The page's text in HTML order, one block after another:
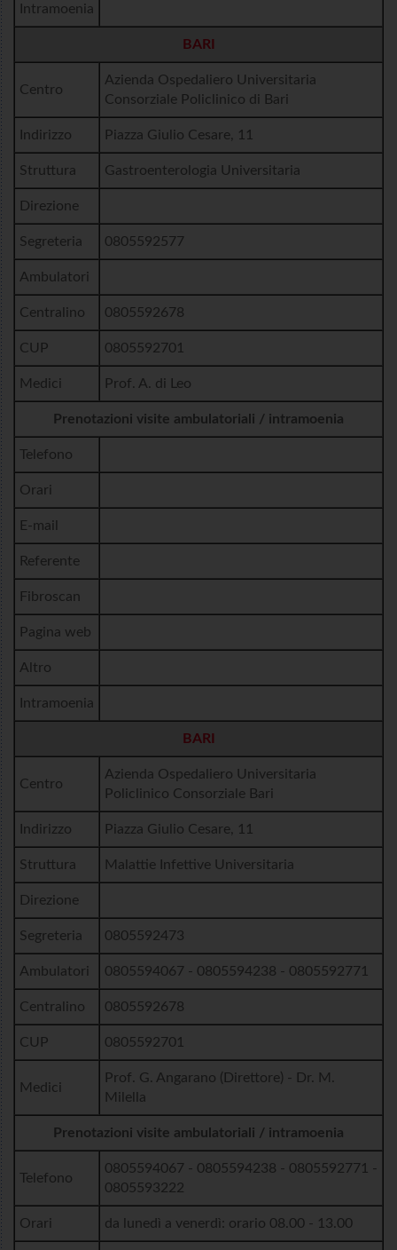
Intramoenia
BARI
Centro
Azienda Ospedaliero Universitaria
Consorziale Policlinico di Bari
Indirizzo Piazza Giulio Cesare, 11
Struttura Gastroenterologia Universitaria
Direzione
Segreteria 0805592577
Ambulatori
Centralino 0805592678
CUP 0805592701
Medici Prof. A. di Leo
Prenotazioni visite ambulatoriali / intramoenia
Telefono
Orari
E-mail
Referente
Fibroscan
Pagina web
Altro
Intramoenia
BARI
Centro
Azienda Ospedaliero Universitaria
Policlinico Consorziale Bari
Indirizzo Piazza Giulio Cesare, 11
Struttura Malattie Infettive Universitaria
Direzione
Segreteria 0805592473
Ambulatori 0805594067 - 0805594238 - 0805592771
Centralino 0805592678
CUP 0805592701
Medici
Prof. G. Angarano (Direttore) - Dr. M.
Milella
Prenotazioni visite ambulatoriali / intramoenia
Telefono
0805594067 - 0805594238 - 0805592771 -
0805593222
Orari da lunedì a venerdì: orario 08.00 - 13.00